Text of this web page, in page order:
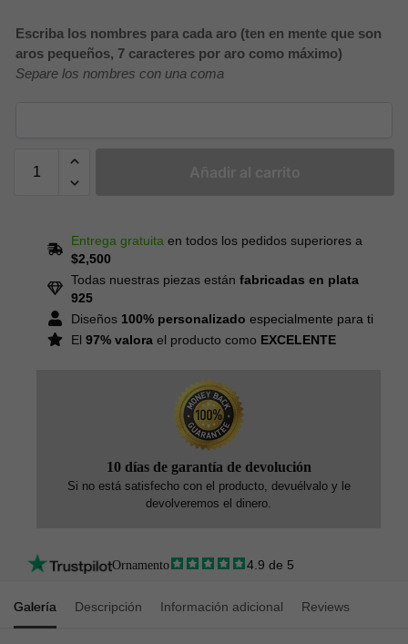
Escriba los nombres para cada aro (ten en mente que son
aros pequeños, 7 caracteres por aro como máximo)
Separe los nombres con una coma
Entrega gratuitaen todos los pedidos superiores a
$2,500
Todas nuestras piezas estánfabricadas en plata
925
Diseños 100% personalizado especialmente para ti
El97% valora el producto como EXCELENTE
10 días de garantía de devolución
Si no está satisfecho con el producto, devuélvalo y le
devolveremos el dinero.
Ornamento 4.9 de 5
Galería Descripción Información adicional Reviews